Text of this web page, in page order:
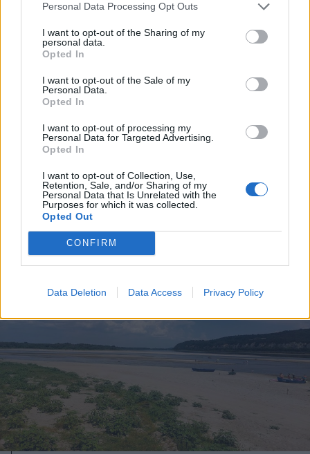
Personal Data Processing Opt Outs
I want to opt-out of the Sharing of my
personal data.
Opted In
I want to opt-out of the Sale of my
Personal Data.
Opted In
I want to opt-out of processing my
Personal Data for Targeted Advertising.
Opted In
I want to opt-out of Collection, Use,
Retention, Sale, and/or Sharing of my
Personal Data that Is Unrelated with the
Purposes for which it was collected.
Opted Out
CONFIRM
Data Deletion Data Access Privacy Policy
2026. augusztus 06., csütörtök
Villamosenergia-válság
enyhítéséről szóló intézkedéseket
fogadott el a kormány